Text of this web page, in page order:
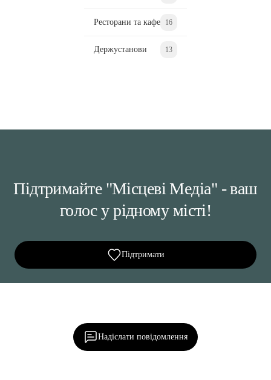
Ресторани та кафе 16
Держустанови 13
Підтримайте "Місцеві Медіа" - ваш
голос у рідному місті!
Підтримати
Надіслати повідомлення